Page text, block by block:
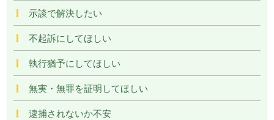
示談で解決したい
不起訴にしてほしい
執行猶予にしてほしい
無実・無罪を証明してほしい
逮捕されないか不安